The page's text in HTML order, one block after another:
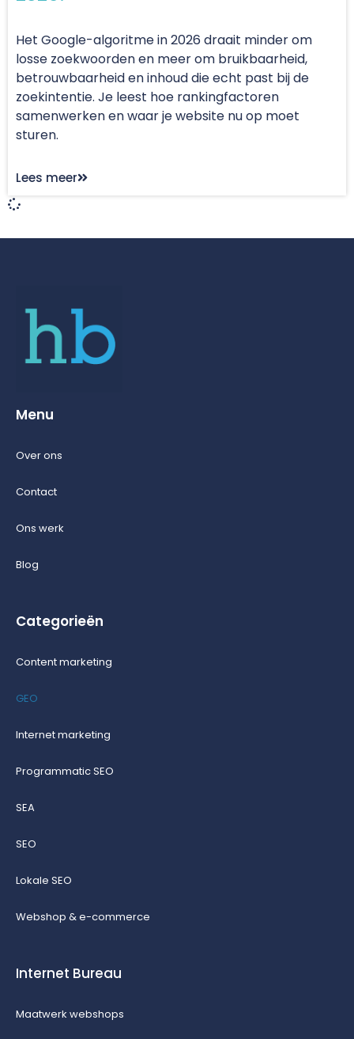
Het Google-algoritme in 2026 draait minder om
losse zoekwoorden en meer om bruikbaarheid,
betrouwbaarheid en inhoud die echt past bij de
zoekintentie. Je leest hoe rankingfactoren
samenwerken en waar je website nu op moet
sturen.
Lees meer
Menu
Over ons
Contact
Ons werk
Blog
Categorieën
Content marketing
GEO
Internet marketing
Programmatic SEO
SEA
SEO
Lokale SEO
Webshop & e-commerce
Internet Bureau
Maatwerk webshops